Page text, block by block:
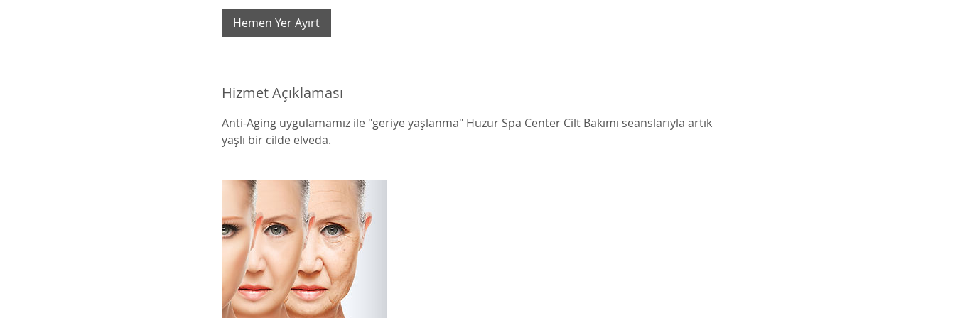
.
Hemen Yer Ayırt
Hizmet Açıklaması
Anti-Aging uygulamamız ile "geriye yaşlanma" Huzur Spa Center Cilt Bakımı seanslarıyla artık
yaşlı bir cilde elveda.